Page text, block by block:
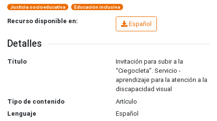
Justicia socioeducativa Educación inclusiva
Recurso disponible en: Español
Detalles
Título
Invitación para subir a la
“Ciegocleta”. Servicio -
aprendizaje para la atención a la
discapacidad visual
Tipo de contenido
Artículo
Lenguaje
Español